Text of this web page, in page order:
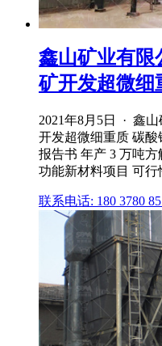
鑫山矿业有限
矿开发超微细
2021年8月5日 · 鑫
开发超微细重质 碳
报告书 年产 3 万吨
功能新材料项目 可行
联系电话: 180 3780